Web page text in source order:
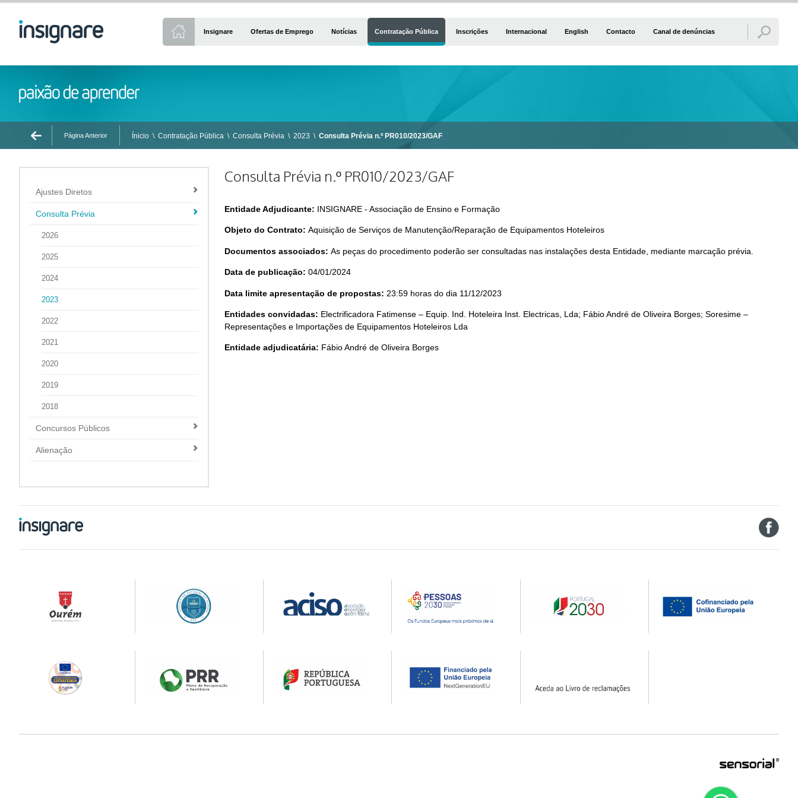
Insignare Ofertas de Emprego Notícias Contratação Pública Inscrições Internacional English Contacto Canal de denúncias
Página Anterior Ínicio \ Contratação Pública \ Consulta Prévia \ 2023 \ Consulta Prévia n.º PR010/2023/GAF
Ajustes Diretos
Consulta Prévia
2026
2025
2024
2023
2022
2021
2020
2019
2018
Concursos Públicos
Alienação
Consulta Prévia n.º PR010/2023/GAF
Entidade Adjudicante: INSIGNARE - Associação de Ensino e Formação
Objeto do Contrato: Aquisição de Serviços de Manutenção/Reparação de Equipamentos Hoteleiros
Documentos associados: As peças do procedimento poderão ser consultadas nas instalações desta Entidade, mediante marcação prévia.
Data de publicação: 04/01/2024
Data limite apresentação de propostas: 23:59 horas do dia 11/12/2023
Entidades convidadas: Electrificadora Fatimense – Equip. Ind. Hoteleira Inst. Electricas, Lda; Fábio André de Oliveira Borges; Soresime –
Representações e Importações de Equipamentos Hoteleiros Lda
Entidade adjudicatária: Fábio André de Oliveira Borges